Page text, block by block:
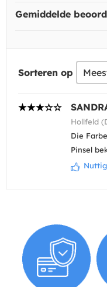
Gemiddelde
Sorteren op
Hollfeld
Die
Pinsel
Nuttig